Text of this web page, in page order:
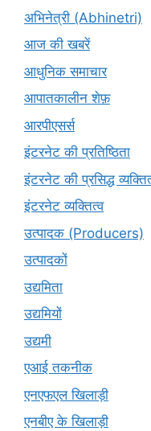
अभिनेत्री (Abhinetri)
आज की खबरें
आधुनिक समाचार
आपातकालीन शेफ़
आरपीएसर्स
इंटरनेट की प्रतिष्ठिता
इंटरनेट की प्रसिद्ध
इंटरनेट व्यक्तित्व
उत्पादक (Producers)
उत्पादकों
उद्यमिता
उद्यमियों
उद्यमी
एआई तकनीक
एनएफएल खिलाड़ी
एनबीए के खिलाड़ी